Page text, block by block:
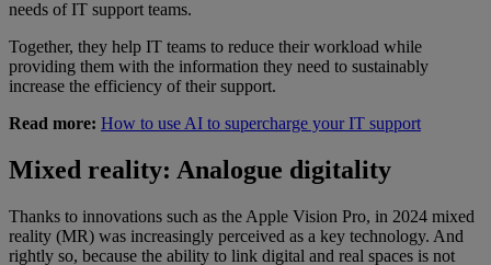
needs of IT support teams.
Together, they help IT teams to reduce their workload while
providing them with the information they need to sustainably
increase the efficiency of their support.
Read more: How to use AI to supercharge your IT support
Mixed reality: Analogue digitality
Thanks to innovations such as the Apple Vision Pro, in 2024 mixed
reality (MR) was increasingly perceived as a key technology. And
rightly so, because the ability to link digital and real spaces is not